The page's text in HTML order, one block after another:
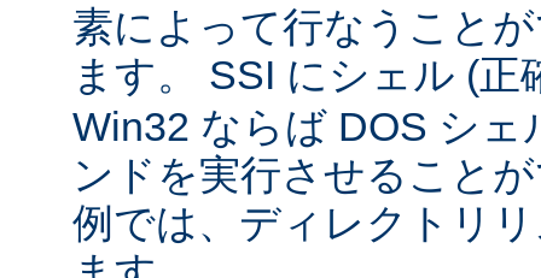
素によって行なうこと
ます。 SSI にシェル (
Win32 ならば DOS シェ
ンドを実行させること
例では、ディレクトリ